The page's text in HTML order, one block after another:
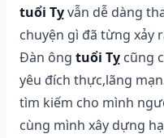
tuổi Tỵvẫn dễ dàng
chuyện gì đã từng xảy
Đàn ông tuổi Tỵ cũng
yêu đích thực,lãng
tìm kiếm cho mình
cùng mình xây dựng